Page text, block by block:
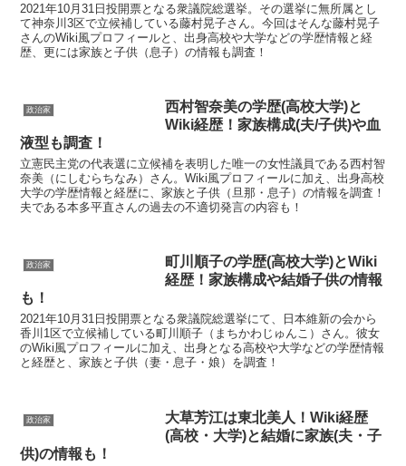
2021年10月31日投開票となる衆議院総選挙。その選挙に無所属とし
て神奈川3区で立候補している藤村晃子さん。今回はそんな藤村晃子
さんのWiki風プロフィールと、出身高校や大学などの学歴情報と経
歴、更には家族と子供（息子）の情報も調査！
政治家
西村智奈美の学歴(高校大学)と
Wiki経歴！家族構成(夫/子供)や血
液型も調査！
立憲民主党の代表選に立候補を表明した唯一の女性議員である西村智
奈美（にしむらちなみ）さん。Wiki風プロフィールに加え、出身高校
大学の学歴情報と経歴に、家族と子供（旦那・息子）の情報を調査！
夫である本多平直さんの過去の不適切発言の内容も！
政治家
町川順子の学歴(高校大学)とWiki
経歴！家族構成や結婚子供の情報
も！
2021年10月31日投開票となる衆議院総選挙にて、日本維新の会から
香川1区で立候補している町川順子（まちかわじゅんこ）さん。彼女
のWiki風プロフィールに加え、出身となる高校や大学などの学歴情報
と経歴と、家族と子供（妻・息子・娘）を調査！
政治家
大草芳江は東北美人！Wiki経歴
(高校・大学)と結婚に家族(夫・子
供)の情報も！